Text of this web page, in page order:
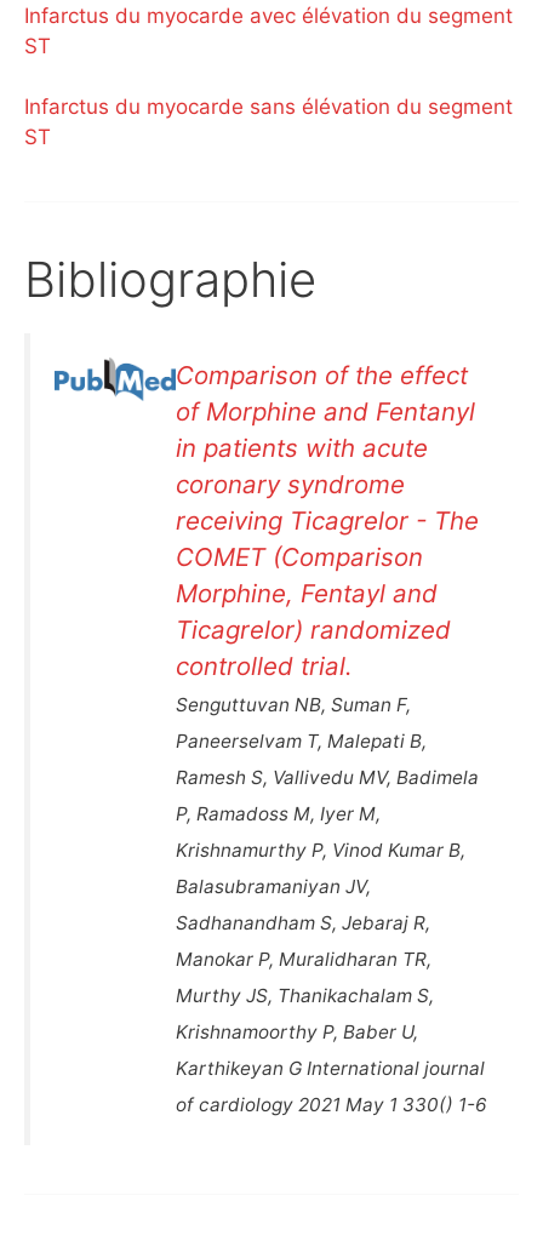
Infarctus du myocarde avec élévation du segment
ST
Infarctus du myocarde sans élévation du segment
ST
Bibliographie
Comparison of the effect
of Morphine and Fentanyl
in patients with acute
coronary syndrome
receiving Ticagrelor - The
COMET (Comparison
Morphine, Fentayl and
Ticagrelor) randomized
controlled trial.
Senguttuvan NB, Suman F,
Paneerselvam T, Malepati B,
Ramesh S, Vallivedu MV, Badimela
P, Ramadoss M, Iyer M,
Krishnamurthy P, Vinod Kumar B,
Balasubramaniyan JV,
Sadhanandham S, Jebaraj R,
Manokar P, Muralidharan TR,
Murthy JS, Thanikachalam S,
Krishnamoorthy P, Baber U,
Karthikeyan G International journal
of cardiology 2021 May 1 330() 1-6